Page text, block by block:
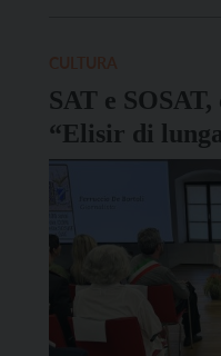
SAT e
“Elisir di